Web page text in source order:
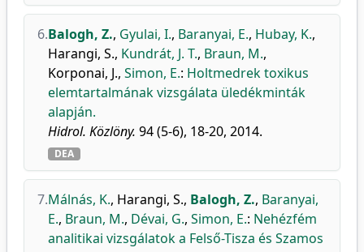
6.Balogh, Z., Gyulai, I., Baranyai, E., Hubay, K.,
Harangi, S., Kundrát, J. T., Braun, M.,
Korponai, J., Simon, E.: Holtmedrek toxikus
elemtartalmának vizsgálata üledékminták
alapján.
Hidrol. Közlöny. 94 (5-6), 18-20, 2014.
DEA
7.Málnás, K., Harangi, S., Balogh, Z., Baranyai,
E., Braun, M., Dévai, G., Simon, E.: Nehézfém
analitikai vizsgálatok a Felső-Tisza és Szamos